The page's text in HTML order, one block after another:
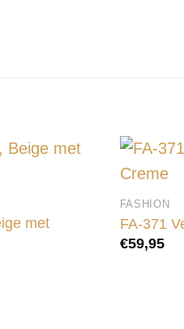
met
FASHION
FA-371
€59,95